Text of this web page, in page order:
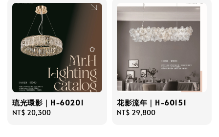
琉光環影｜H-60201
Regular
NT$ 20,300
花影流年｜H-60151
Regular
NT$ 29,800